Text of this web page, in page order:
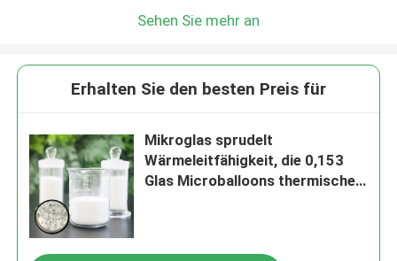
Sehen Sie mehr an
Erhalten Sie den besten Preis für
Mikroglas sprudelt
Wärmeleitfähigkeit, die 0,153
Glas Microballoons thermisches